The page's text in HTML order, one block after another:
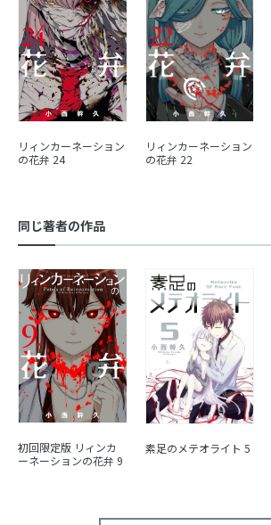
リィンカーネーション
の花弁 24
リィンカーネーション
の花弁 22
同じ著者の作品
初回限定版 リィンカ
ーネーションの花弁 9
素足のメテオライト 5